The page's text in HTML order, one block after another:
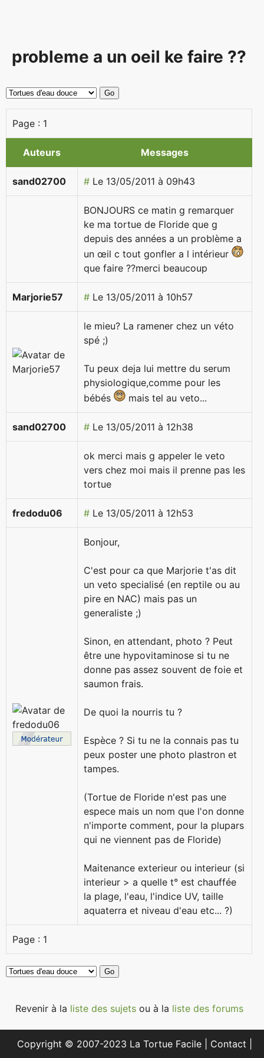
probleme a un oeil ke faire ??
Page : 1
Auteurs Messages
sand02700 # Le 13/05/2011 à 09h43
BONJOURS ce matin g remarquer
ke ma tortue de Floride que g
depuis des années a un problème a
un œil c tout gonfler a l intérieur
que faire ??merci beaucoup
Marjorie57 # Le 13/05/2011 à 10h57
le mieu? La ramener chez un véto
spé ;)
Tu peux deja lui mettre du serum
physiologique,comme pour les
bébés
mais tel au veto...
sand02700 # Le 13/05/2011 à 12h38
ok merci mais g appeler le veto
vers chez moi mais il prenne pas les
tortue
fredodu06 # Le 13/05/2011 à 12h53
Bonjour,
C'est pour ca que Marjorie t'as dit
un veto specialisé (en reptile ou au
pire en NAC) mais pas un
generaliste ;)
Sinon, en attendant, photo ? Peut
être une hypovitaminose si tu ne
donne pas assez souvent de foie et
saumon frais.
De quoi la nourris tu ?
Espèce ? Si tu ne la connais pas tu
peux poster une photo plastron et
tampes.
(Tortue de Floride n'est pas une
espece mais un nom que l'on donne
n'importe comment, pour la plupars
qui ne viennent pas de Floride)
Maitenance exterieur ou interieur (si
interieur > a quelle t° est chauffée
la plage, l'eau, l'indice UV, taille
aquaterra et niveau d'eau etc... ?)
Page : 1
Revenir à la liste des sujets ou à la liste des forums
Copyright © 2007-2023 La Tortue Facile | Contact